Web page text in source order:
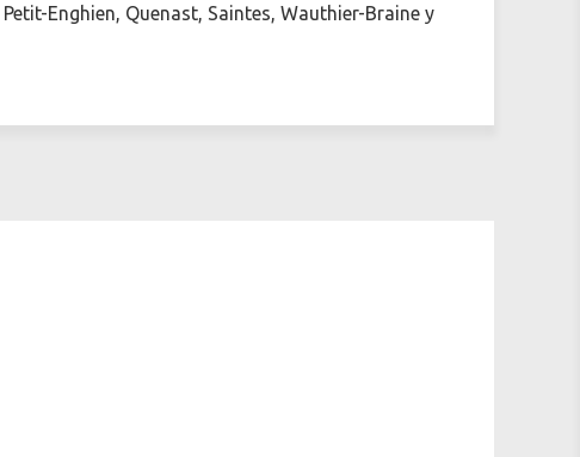
Enghien, Quenast, Saintes, Wauthier-Braine y